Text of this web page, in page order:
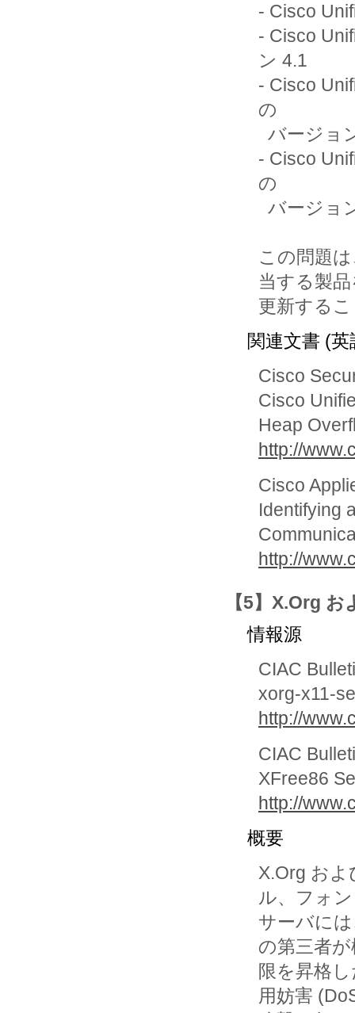
- Cisco
- Cisco
ン 4.1
- Cisco
の
- Cisco
の
この問題
当する製
更新する
関連文書 (英
Cisco
Cisco
Heap
http://
Cisco
Identifying
http://
【5】X.Org
情報源
CIAC
xorg-x11-
http://
CIAC
XFree86
http://
概要
X.Org お
ル、フォ
サーバに
の第三者が
限を昇格
用妨害